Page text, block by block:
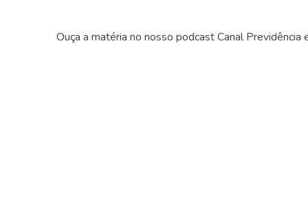
Ouça a matéria no nosso podcast Canal